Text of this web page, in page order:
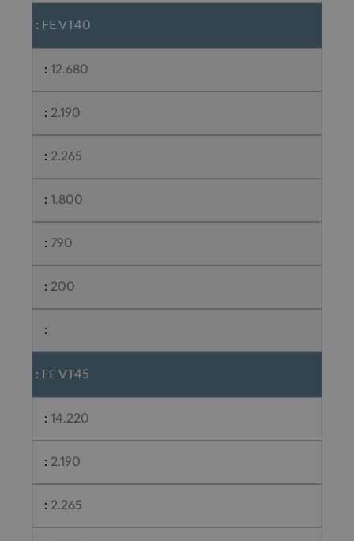
FE VT40
12.680
2.190
2.265
1.800
790
200
FE VT45
14.220
2.190
2.265